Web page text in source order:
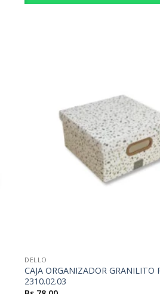
DELLO
CAJA ORGANIZADOR GRANILITO
2310.02.03